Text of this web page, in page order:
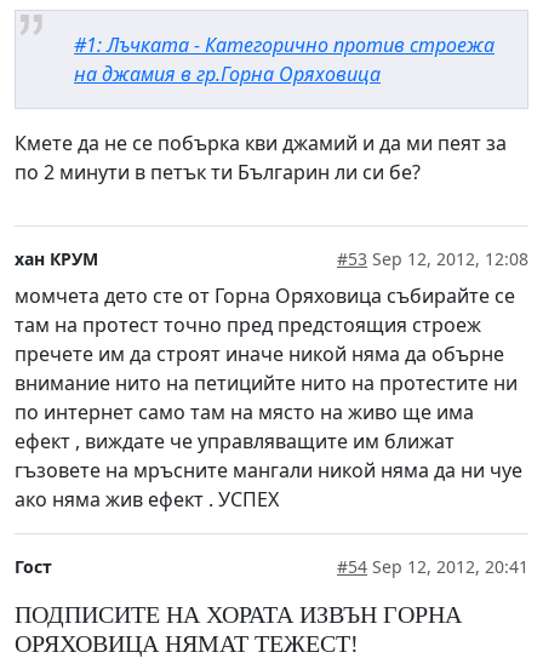
#1: Лъчката - Категорично против строежа
на джамия в гр.Горна Оряховица
Кмете да не се побърка кви джамий и да ми пеят за
по 2 минути в петък ти Българин ли си бе?
хан КРУМ #53 Sep 12, 2012, 12:08
момчета дето сте от Горна Оряховица събирайте се
там на протест точно пред предстоящия строеж
пречете им да строят иначе никой няма да обърне
внимание нито на петицийте нито на протестите ни
по интернет само там на място на живо ще има
ефект , виждате че управляващите им ближат
гъзовете на мръсните мангали никой няма да ни чуе
ако няма жив ефект . УСПЕХ
Гост #54 Sep 12, 2012, 20:41
ПОДПИСИТЕ НА ХОРАТА ИЗВЪН ГОРНА
ОРЯХОВИЦА НЯМАТ ТЕЖЕСТ!